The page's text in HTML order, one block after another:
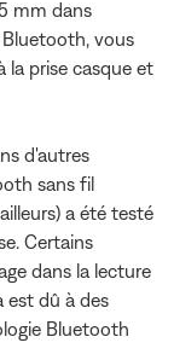
mm dans
Bluetooth, vous
prise casque et
d'autres
sans fil
a été testé
Certains
dans la lecture
est dû à des
Bluetooth